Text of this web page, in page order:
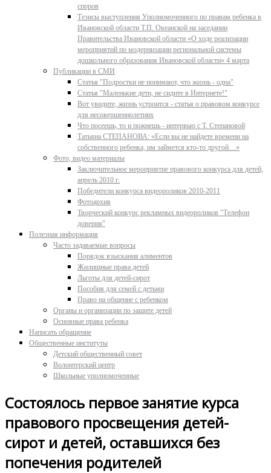
споров
Тезисы выступления Уполномоченного по правам ребенка в
Ивановской области Т.П. Океанской на заседании
Правительства Ивановской области «О ходе реализации
мероприятий по модернизации региональной системы
дошкольного образования Ивановской области» 4 марта
Публикации в СМИ
Статья "Подростки не понимают, что жизнь - одна"
Статья "Маленькие дети, не сидите в Интернете!"
Вот увидите, жизнь устроится - статья о правовом конкурсе
для несовершеннолетних
Что посеешь, то и пожнешь - интервью с Т. Степановой
Татьяна СТЕПАНОВА: «Если вы не найдете времени на
собственного ребенка, им займется кто-то другой…»
Фото, видео материалы
Заключительное мероприятие правового конкурса для детей,
апрель 2010 г.
Победители конкурса видеороликов 2010-2011
Фотоархив
Творческий конкурс рекламных видеороликов "Телефон
доверия"
Полезная информация
Часто задаваемые вопросы
Порядок взыскания алиментов
Жилищные права детей
Льготы для детей-сирот
Пособия для семей с детьми
Право на общение с ребенком
Органы и организации по защите детей
Основные права ребенка
Написать обращение
Общественные институты
Детский общественный совет
Волонтерский центр
Школьные уполномоченные
Состоялось первое занятие курса
правового просвещения детей-
сирот и детей, оставшихся без
попечения родителей